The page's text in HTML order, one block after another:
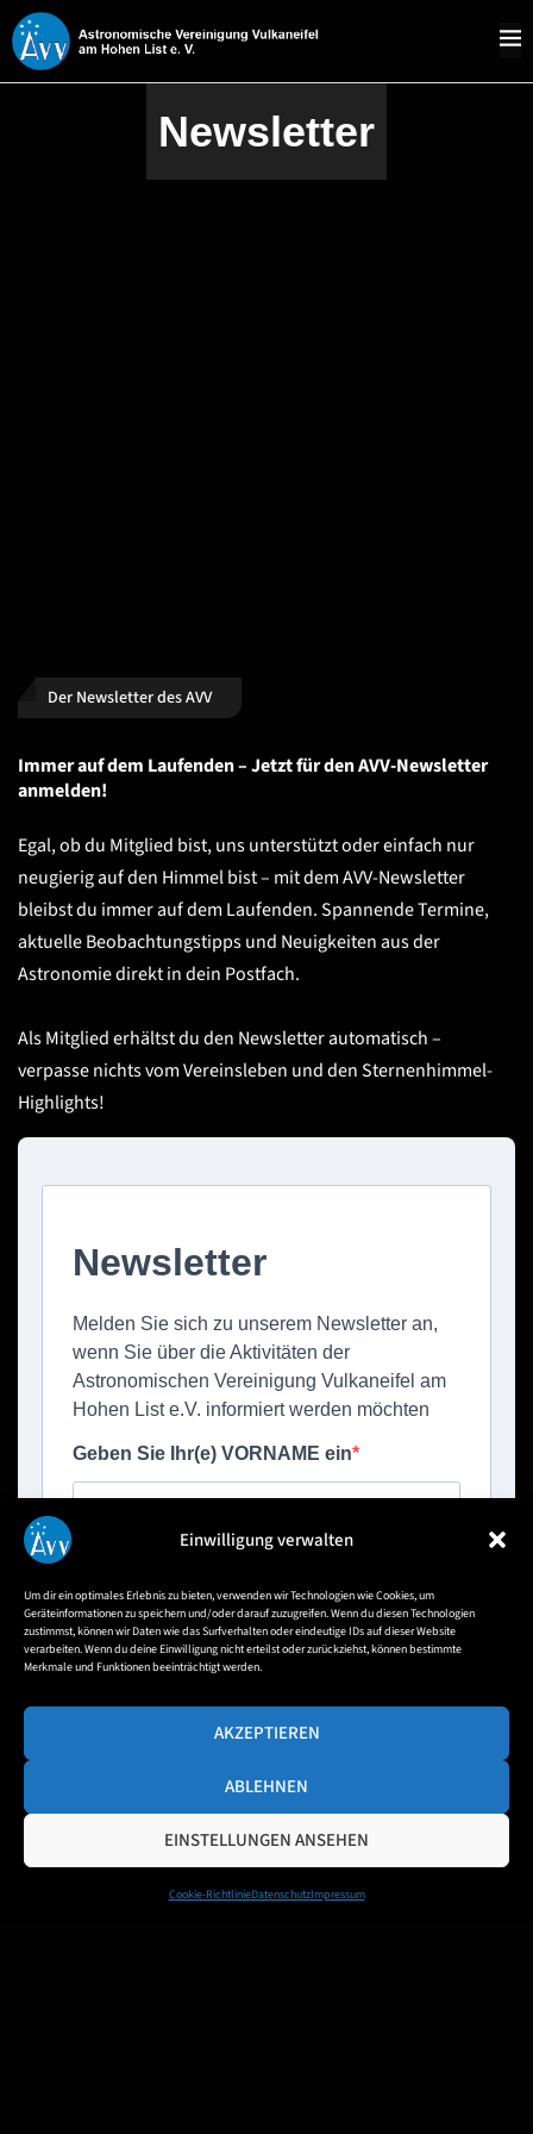
Einwilligung verwalten
Um dir ein optimales Erlebnis zu bieten, verwenden wir Technologien wie Cookies, um
Geräteinformationen zu speichern und/oder darauf zuzugreifen. Wenn du diesen Technologien
zustimmst, können wir Daten wie das Surfverhalten oder eindeutige IDs auf dieser Website
verarbeiten. Wenn du deine Einwilligung nicht erteilst oder zurückziehst, können bestimmte
Merkmale und Funktionen beeinträchtigt werden.
AKZEPTIEREN
ABLEHNEN
EINSTELLUNGEN ANSEHEN
Cookie-RichtlinieDatenschutzImpressum
Newsletter
Der Newsletter des AVV
Immer auf dem Laufenden – Jetzt für den AVV-Newsletter
anmelden!
Egal, ob du Mitglied bist, uns unterstützt oder einfach nur
neugierig auf den Himmel bist – mit dem AVV-Newsletter
bleibst du immer auf dem Laufenden. Spannende Termine,
aktuelle Beobachtungstipps und Neuigkeiten aus der
Astronomie direkt in dein Postfach.
Als Mitglied erhältst du den Newsletter automatisch –
verpasse nichts vom Vereinsleben und den Sternenhimmel-
Highlights!